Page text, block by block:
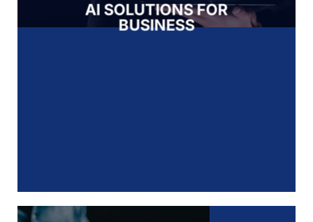
AI SOLUTIONS FOR
BUSINESS